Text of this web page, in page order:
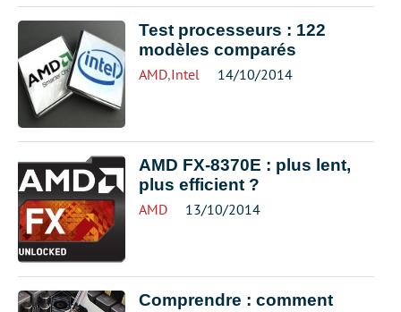
Test processeurs : 122
modèles comparés
AMD,Intel 14/10/2014
AMD FX-8370E : plus lent,
plus efficient ?
AMD 13/10/2014
Comprendre : comment